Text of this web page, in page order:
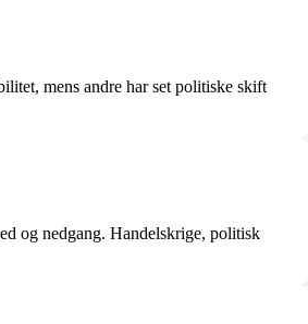
mens andre har set politiske skift
og nedgang. Handelskrige, politisk